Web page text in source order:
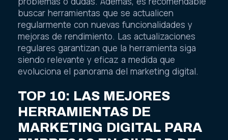
buscar herramientas que se actualicen
regularmente con nuevas funcionalidades y
mejoras de rendimiento. Las actualizaciones
regulares garantizan que la herramienta siga
siendo relevante y eficaz a medida que
evoluciona el panorama del marketing digital.
TOP 10: LAS MEJORES
HERRAMIENTAS DE
MARKETING DIGITAL PARA